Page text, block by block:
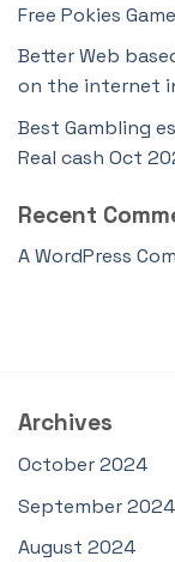
Free Pokies
Better Web
on the internet
Best Gambling
Real cash Oct
Recent
A WordPress
Archives
October 2024
September 2024
August 2024